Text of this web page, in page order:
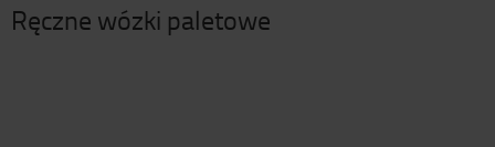
Ręczne wózki paletowe